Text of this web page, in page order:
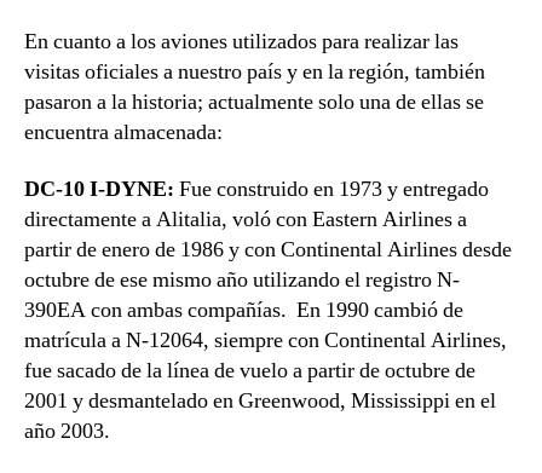
En cuanto a los aviones utilizados para realizar las
visitas oficiales a nuestro país y en la región, también
pasaron a la historia; actualmente solo una de ellas se
encuentra almacenada:
DC-10 I-DYNE: Fue construido en 1973 y entregado
directamente a Alitalia, voló con Eastern Airlines a
partir de enero de 1986 y con Continental Airlines desde
octubre de ese mismo año utilizando el registro N-
390EA con ambas compañías. En 1990 cambió de
matrícula a N-12064, siempre con Continental Airlines,
fue sacado de la línea de vuelo a partir de octubre de
2001 y desmantelado en Greenwood, Mississippi en el
año 2003.